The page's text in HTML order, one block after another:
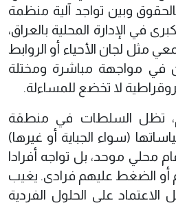
وبين تواجد آلية منظمة
في الإدارة المحلية بالعراق،
مثل لجان الأحياء أو الروابط
في مواجهة مباشرة ومختلة
لا تخضع للمساءلة.
تظل السلطات في منطقة
(سواء الجباية أو غيرها)
محلي موحد، بل تواجه أفرادا
أو الضغط عليهم فرادى. يغيب
الاعتماد على الحلول الفردية